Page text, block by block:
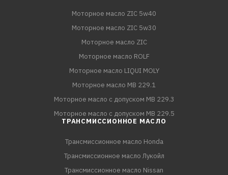
Моторное масло ZIC 5w40
Моторное масло ZIC 5w30
Моторное масло ZIC
Моторное масло ROLF
Моторное масло LIQUI MOLY
Моторное масло MB 229.1
Моторное масло с допуском MB 229.3
Моторное масло с допуском MB 229.5
ТРАНСМИССИОННОЕ МАСЛО
Трансмиссионное масло Honda
Трансмиссионное масло Лукойл
Трансмиссионное масло Nissan